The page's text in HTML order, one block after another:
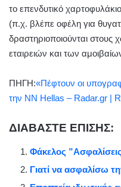
το επενδυτικό
(π.χ. βλέπε οφέλη για
δραστηριοποιούνται
εταιρειών και των
ΠΗΓΗ:«Πέφτουν οι
την ΝΝ Hellas – Radar.gr |
ΔΙΑΒΑΣΤΕ ΕΠΙΣΗΣ:
Φάκελος ”Ασφαλίσεις
Γιατί να ασφαλίσω